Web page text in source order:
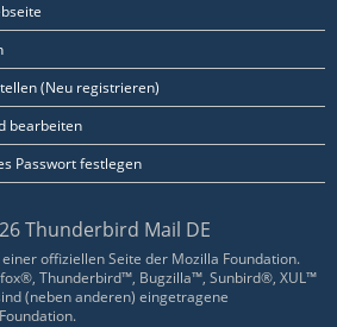
(Neu registrieren)
bearbeiten
Passwort festlegen
Thunderbird Mail DE
offiziellen Seite der Mozilla Foundation.
Thunderbird™, Bugzilla™, Sunbird®, XUL™
(neben anderen) eingetragene